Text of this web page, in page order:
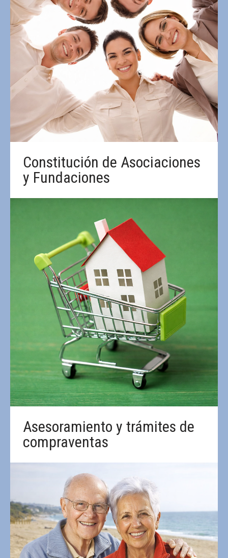
Constitución de Asociaciones
y Fundaciones
Asesoramiento y trámites de
compraventas